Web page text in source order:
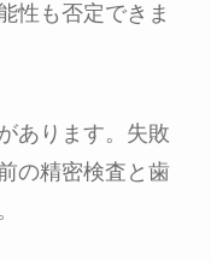
性も否定できま
あります。失敗
の精密検査と歯